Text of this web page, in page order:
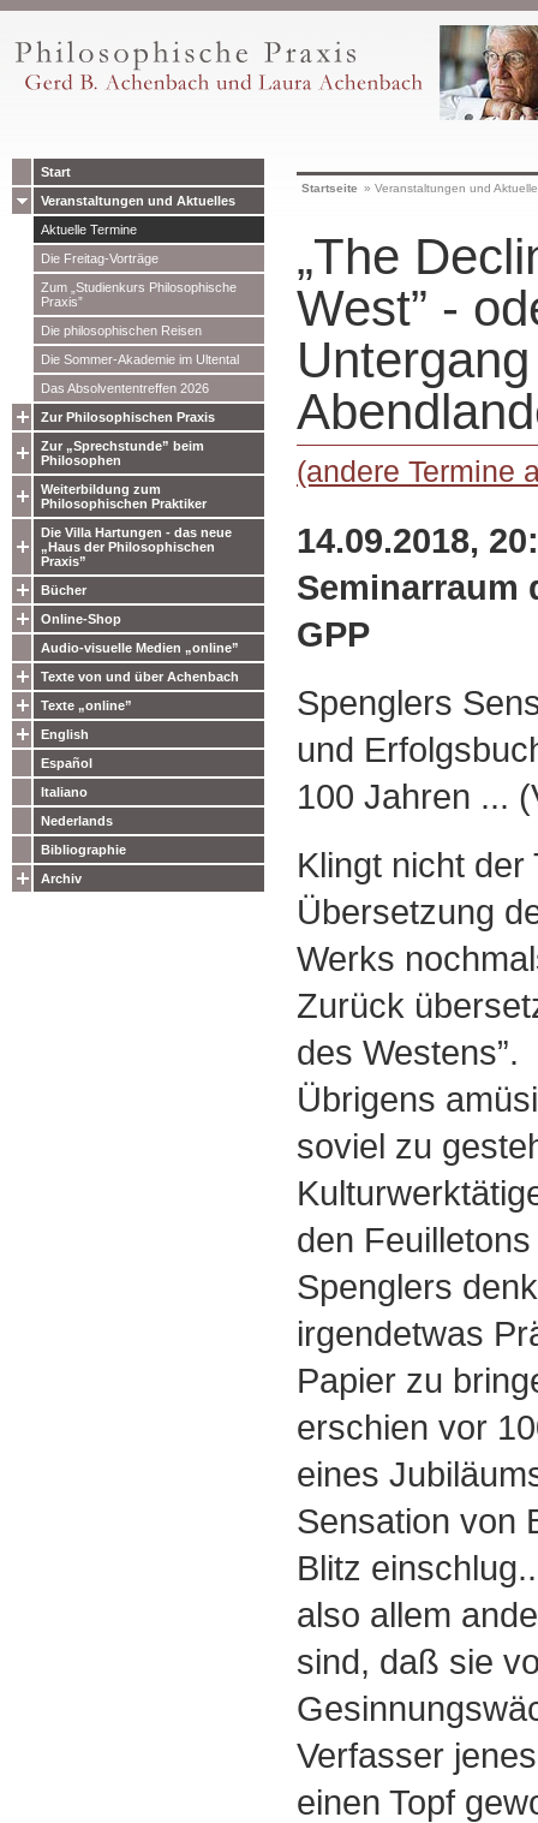
Start
Veranstaltungen und Aktuelles
Aktuelle Termine
Die Freitag-Vorträge
Zum „Studienkurs Philosophische
Praxis”
Die philosophischen Reisen
Die Sommer-Akademie im Ultental
Das Absolvententreffen 2026
Zur Philosophischen Praxis
Zur „Sprechstunde” beim
Philosophen
Weiterbildung zum
Philosophischen Praktiker
Die Villa Hartungen - das neue
„Haus der Philosophischen
Praxis”
Bücher
Online-Shop
Audio-visuelle Medien „online”
Texte von und über Achenbach
Texte „online”
English
Español
Italiano
Nederlands
Bibliographie
Archiv
Startseite » Veranstaltungen und
„The
West” -
(andere Termine
14.09.2018,
Seminarraum
GPP
Spenglers
und
100 Jahren ...
Klingt nicht
Übersetzung
Werks
Zurück
des Westens”.
Übrigens
soviel zu
den
Spenglers
irgendetwas
Papier zu
erschien vor
eines
Sensation von
Blitz
also allem
sind, daß sie
Verfasser
einen Topf